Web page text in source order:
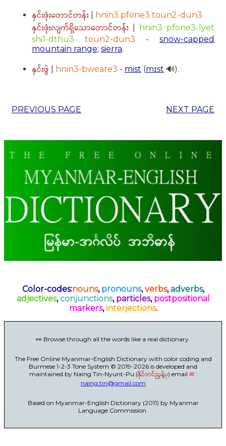
နှင်းဖုံးတောင်တန်း hnin3 pfone3 toun2-dun3
နှင်းဖုံးလျက်ရှိသောတောင်တန်း
hnin3 pfone3-lyet
shi1-dthu3
toun2-dun3 - snow-capped
mountain range; sierra.
နှင်းဖွဲ hnin3-bweare3 - mist (mɪst 🔊).
PREVIOUS PAGE NEXT PAGE
Color-codes:nouns, pronouns,verbs,adverbs,
adjectives,conjunctions, particles, postpositional
markers,interjections.
👀 Browse through all the words like a real dictionary.
The Free Online Myanmar-English Dictionary with color coding and
Burmese 1-2-3 Tone System © 2019-2026 is developed and
maintained by Naing Tin-Nyunt-Pu.(နိုင်တင်ညွန့်ပု) email ✉:
naing.tin@gmail.com
Based on Myanmar-English Dictionary (2011) by Myanmar
Language Commission.